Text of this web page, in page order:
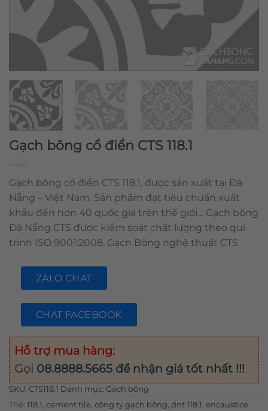
Gạch bông cổ điển CTS 118.1
Gạch bông cổ điển CTS 118.1, được sản xuất tại Đà
Nẵng – Việt Nam. Sản phẩm đạt tiêu chuẩn xuất
khẩu đến hơn 40 quốc gia trên thế giới… Gạch bông
Đà Nẵng CTS được kiểm soát chất lượng theo qui
trình ISO 9001:2008. Gạch Bông nghệ thuật CTS
ZALO CHAT
CHAT FACEBOOK
Hỗ trợ mua hàng:
Gọi 08.8888.5665 để nhận giá tốt nhất !!!
SKU: CTS118.1 Danh mục: Gạch bông
Thẻ: 118.1 cement tile công ty gạch bông dnt 118.1 encaustice